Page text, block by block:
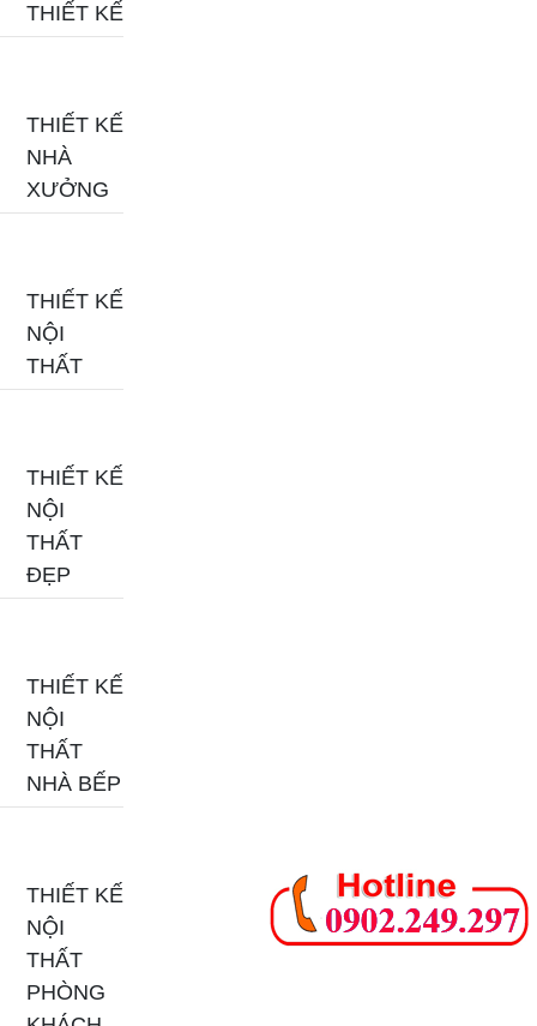
THIẾT KẾ
THIẾT KẾ
NHÀ
XƯỞNG
THIẾT KẾ
NỘI
THẤT
THIẾT KẾ
NỘI
THẤT
ĐẸP
THIẾT KẾ
NỘI
THẤT
NHÀ BẾP
THIẾT KẾ
NỘI
THẤT
PHÒNG